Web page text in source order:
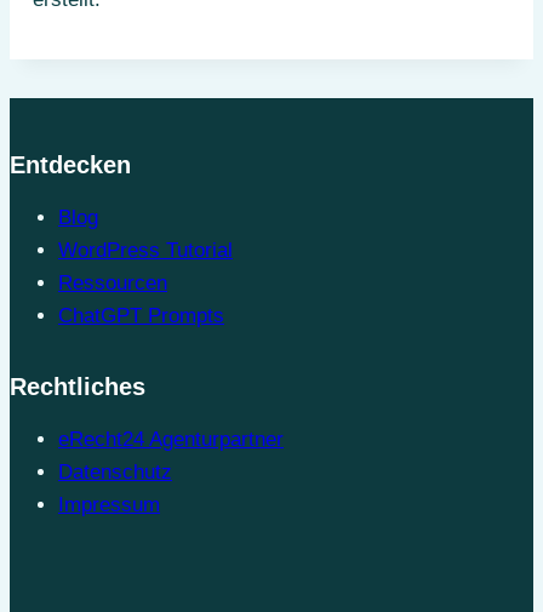
Entdecken
Blog
WordPress Tutorial
Ressourcen
ChatGPT Prompts
Rechtliches
eRecht24 Agenturpartner
Datenschutz
Impressum